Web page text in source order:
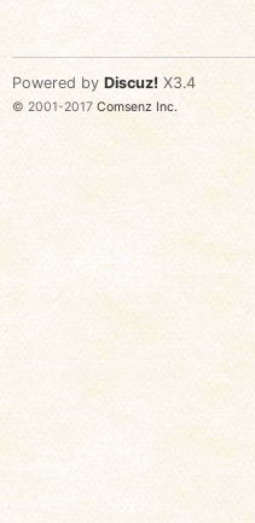
Powered by Discuz! X3.4
© 2001-2017 Comsenz Inc.